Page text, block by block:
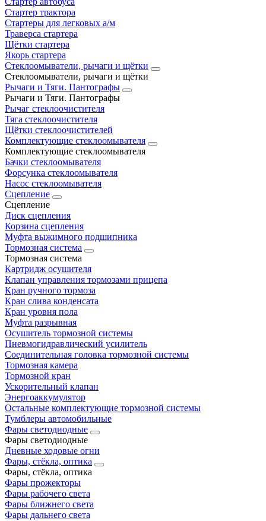
Стартер трактора
Стартеры для легковых а/м
Траверса стартера
Щётки стартера
Якорь стартера
Стеклоомыватели, рычаги и щётки
Стеклоомыватели, рычаги и щётки
Рычаги и Тяги. Пантографы
Рычаги и Тяги. Пантографы
Рычаг стеклоочистителя
Тяга стеклоочистителя
Щётки стеклоочистителей
Комплектующие стеклоомывателя
Комплектующие стеклоомывателя
Бачки стеклоомывателя
Форсунка стеклоомывателя
Насос стеклоомывателя
Сцепление
Сцепление
Диск сцепления
Корзина сцепления
Муфта выжимного подшипника
Тормозная система
Тормозная система
Картридж осушителя
Клапан управления тормозами прицепа
Кран ручного тормоза
Кран слива конденсата
Кран уровня пола
Муфта разрывная
Осушитель тормозной системы
Пневмогидравлический усилитель
Соединительная головка тормозной системы
Тормозная камера
Тормозной кран
Ускорительный клапан
Энергоаккумулятор
Остальные комплектующие тормозной системы
Тумблеры автомобильные
Фары светодиодные
Фары светодиодные
Дневные ходовые огни
Фары, стёкла, оптика
Фары, стёкла, оптика
Фары прожекторы
Фары рабочего света
Фары ближнего света
Фары дальнего света